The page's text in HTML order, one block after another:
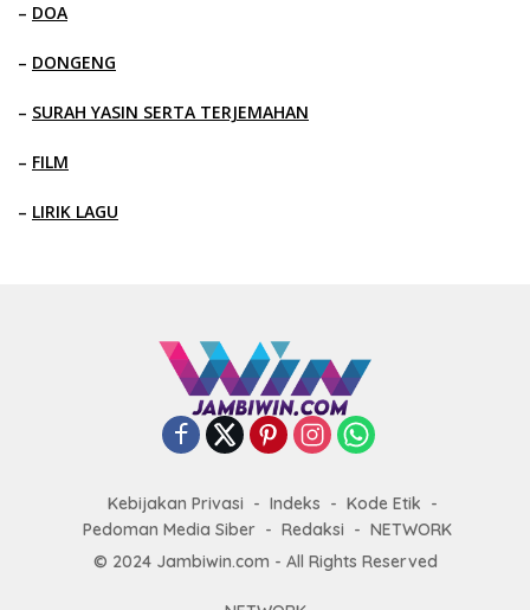
– DOA
– DONGENG
– SURAH YASIN SERTA TERJEMAHAN
– FILM
– LIRIK LAGU
Kebijakan Privasi Indeks
Kode Etik
Pedoman Media Siber
Redaksi
NETWORK
© 2024 Jambiwin.com - All Rights Reserved